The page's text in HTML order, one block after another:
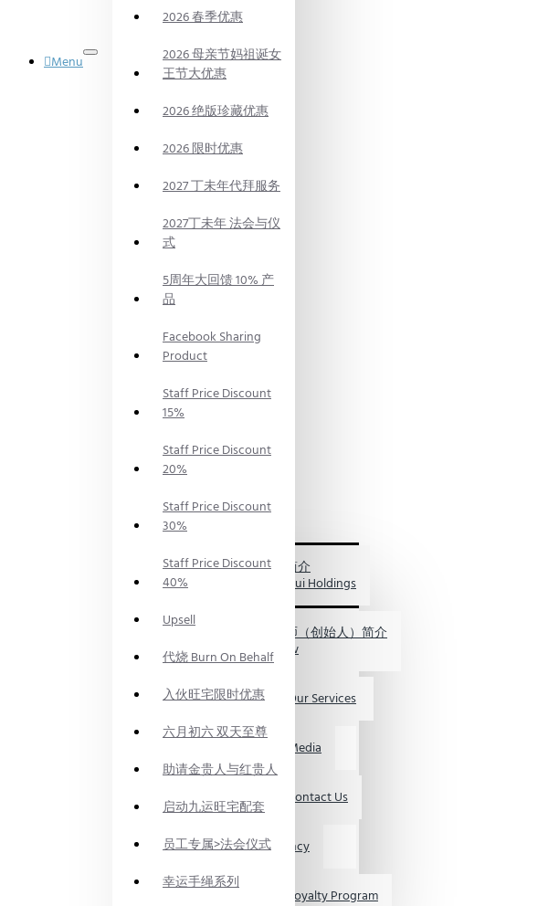
Menu
御品水晶
POWER
法会
BEHALF
FENG SHUI
PRODUCTS
PRAYING
SUPPLIES
SHUI
讯
关于我们
福海集团简介
My FengShui Holdings
鲍一凡老师（创始人）简介
Master Paw
服务介绍 Our Services
媒体资讯 Media
联系我们 Contact Us
求职 Vacancy
会员制度 Loyalty Program
2026 春季优惠
2026 母亲节妈祖诞女
王节大优惠
2026 绝版珍藏优惠
2026 限时优惠
2027 丁未年代拜服务
2027丁未年 法会与仪
式
5周年大回馈 10% 产
品
Facebook Sharing
Product
Staff Price Discount
15%
Staff Price Discount
20%
Staff Price Discount
30%
Staff Price Discount
40%
Upsell
代烧 Burn On Behalf
入伙旺宅限时优惠
六月初六 双天至尊
助请金贵人与红贵人
启动九运旺宅配套
员工专属>法会仪式
幸运手绳系列